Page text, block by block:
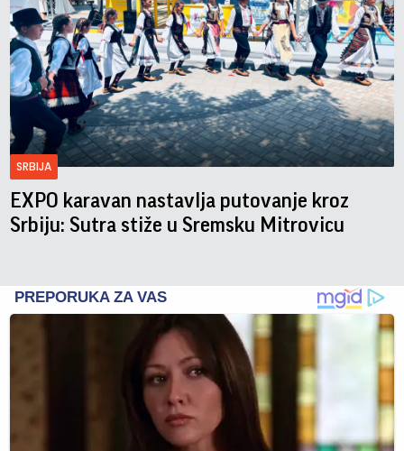
SRBIJA
EXPO karavan nastavlja putovanje kroz
Srbiju: Sutra stiže u Sremsku Mitrovicu